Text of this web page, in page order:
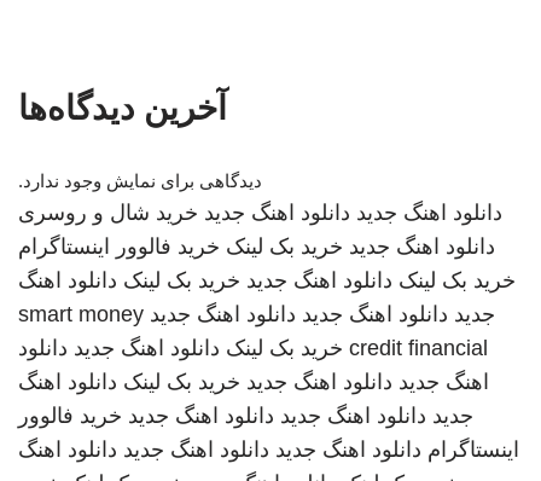
آخرین دیدگاه‌ها
دیدگاهی برای نمایش وجود ندارد.
دانلود اهنگ جدید دانلود اهنگ جدید خرید شال و روسری
دانلود اهنگ جدید خرید بک لینک خرید فالوور اینستاگرام
خرید بک لینک دانلود اهنگ جدید خرید بک لینک دانلود اهنگ
جدید دانلود اهنگ جدید دانلود اهنگ جدید smart money
credit financial خرید بک لینک دانلود اهنگ جدید دانلود
اهنگ جدید دانلود اهنگ جدید خرید بک لینک دانلود اهنگ
جدید دانلود اهنگ جدید دانلود اهنگ جدید خرید فالوور
اینستاگرام دانلود اهنگ جدید دانلود اهنگ جدید دانلود اهنگ